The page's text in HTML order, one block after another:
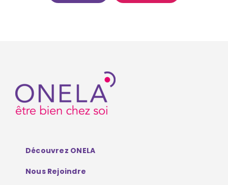
Découvrez ONELA
Nous Rejoindre